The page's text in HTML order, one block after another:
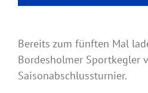
Bereits zum fünften Mal
Bordesholmer Sportkegler
Saisonabschlussturnier.